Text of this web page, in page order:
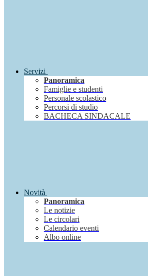
Servizi
Panoramica
Famiglie e studenti
Personale scolastico
Percorsi di studio
BACHECA SINDACALE
Novità
Panoramica
Le notizie
Le circolari
Calendario eventi
Albo online